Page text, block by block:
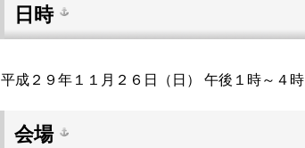
日時
平成２９年１１月２６日（日） 午後１時～４時
会場